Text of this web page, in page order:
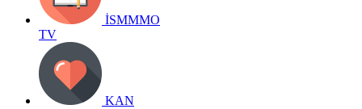
İSMMMO
TV
KAN